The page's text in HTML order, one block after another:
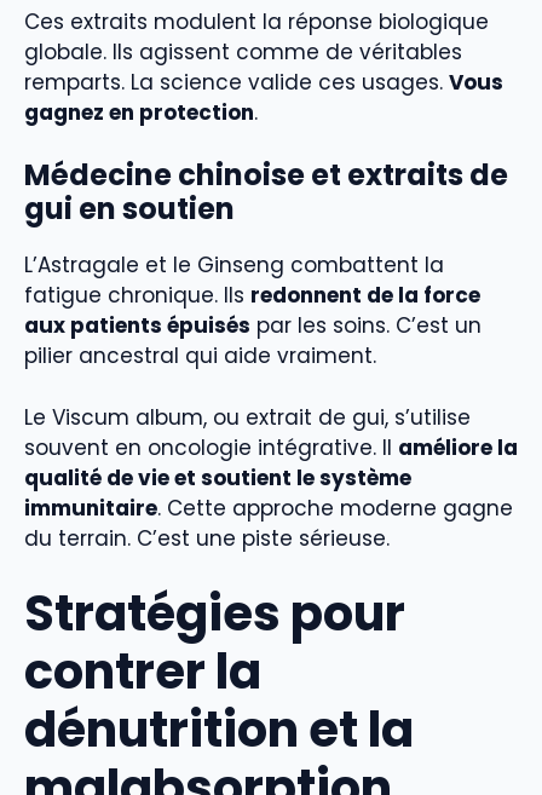
Ces extraits modulent la réponse biologique
globale. Ils agissent comme de véritables
remparts. La science valide ces usages. Vous
gagnez en protection.
Médecine chinoise et extraits de
gui en soutien
L’Astragale et le Ginseng combattent la
fatigue chronique. Ils redonnent de la force
aux patients épuisés par les soins. C’est un
pilier ancestral qui aide vraiment.
Le Viscum album, ou extrait de gui, s’utilise
souvent en oncologie intégrative. Il améliore la
qualité de vie et soutient le système
immunitaire. Cette approche moderne gagne
du terrain. C’est une piste sérieuse.
Stratégies pour
contrer la
dénutrition et la